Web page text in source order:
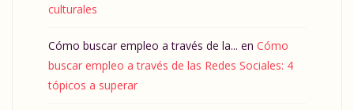
culturales
Cómo buscar empleo a través de la... en Cómo
buscar empleo a través de las Redes Sociales: 4
tópicos a superar